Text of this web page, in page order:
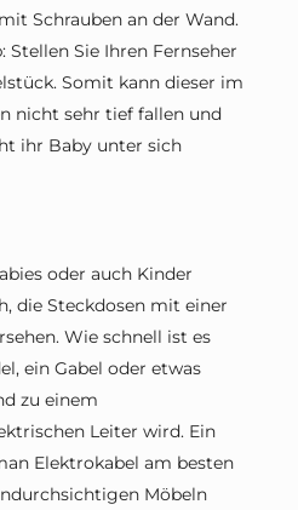
Schrauben an der Wand.
Sie Ihren Fernseher
Somit kann dieser im
nicht sehr tief fallen und
ihr Baby unter sich
oder auch Kinder
die Steckdosen mit einer
Wie schnell ist es
ein Gabel oder etwas
zu einem
Leiter wird. Ein
Elektrokabel am besten
Möbeln